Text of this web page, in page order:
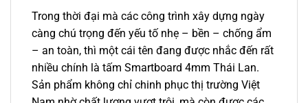
Trong thời đại mà các công trình xây dựng ngày
càng chú trọng đến yếu tố nhẹ – bền – chống ẩm
– an toàn, thì một cái tên đang được nhắc đến rất
nhiều chính là tấm Smartboard 4mm Thái Lan.
Sản phẩm không chỉ chinh phục thị trường Việt